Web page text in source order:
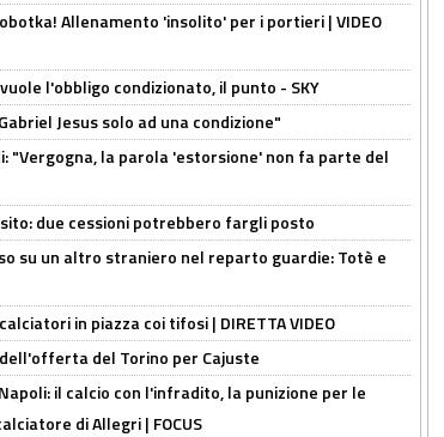
Allenamento 'insolito' per i portieri | VIDEO
l'obbligo condizionato, il punto - SKY
Jesus solo ad una condizione"
"Vergogna, la parola 'estorsione' non fa parte del
due cessioni potrebbero fargli posto
su un altro straniero nel reparto guardie: Totè e
in piazza coi tifosi | DIRETTA VIDEO
del Torino per Cajuste
il calcio con l'infradito, la punizione per le
di Allegri | FOCUS